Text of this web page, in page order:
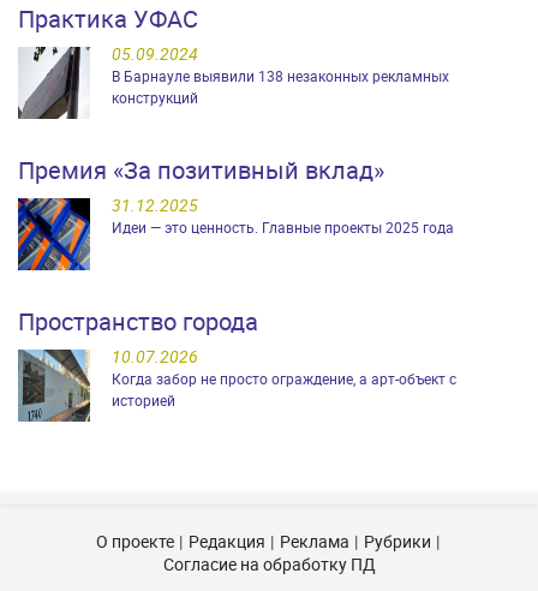
Практика УФАС
05.09.2024
В Барнауле выявили 138 незаконных рекламных
конструкций
Премия «За позитивный вклад»
31.12.2025
Идеи — это ценность. Главные проекты 2025 года
Пространство города
10.07.2026
Когда забор не просто ограждение, а арт-объект с
историей
О проекте Редакция Реклама
Рубрики
Согласие на обработку ПД